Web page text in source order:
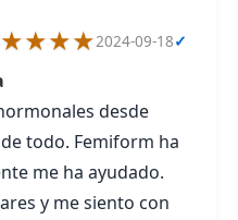
2024-09-18✓
desde
todo. Femiform ha
me ha ayudado.
y me siento con